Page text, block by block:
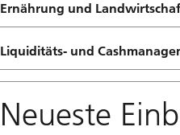
Ernährung und
Liquiditäts- und
Neueste